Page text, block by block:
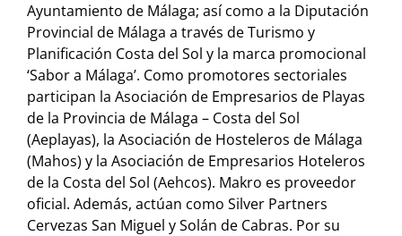
Ayuntamiento de Málaga; así como a la Diputación
Provincial de Málaga a través de Turismo y
Planificación Costa del Sol y la marca promocional
‘Sabor a Málaga’. Como promotores sectoriales
participan la Asociación de Empresarios de Playas
de la Provincia de Málaga – Costa del Sol
(Aeplayas), la Asociación de Hosteleros de Málaga
(Mahos) y la Asociación de Empresarios Hoteleros
de la Costa del Sol (Aehcos). Makro es proveedor
oficial. Además, actúan como Silver Partners
Cervezas San Miguel y Solán de Cabras. Por su